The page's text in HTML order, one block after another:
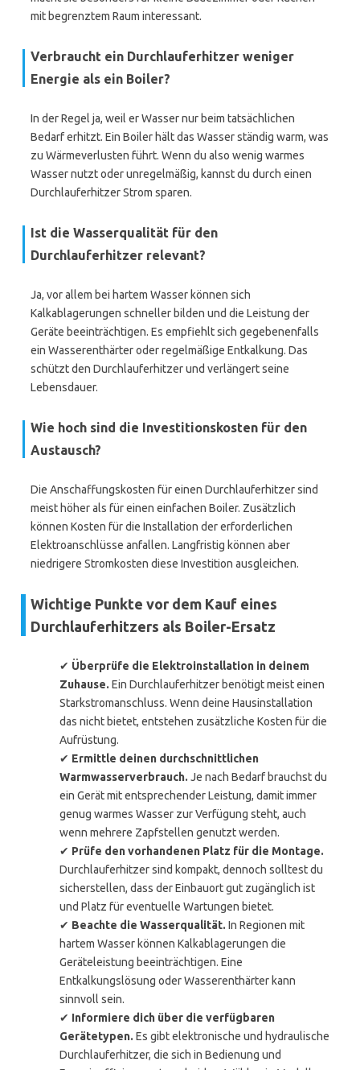
mit begrenztem Raum interessant.
Verbraucht ein Durchlauferhitzer weniger
Energie als ein Boiler?
In der Regel ja, weil er Wasser nur beim tatsächlichen
Bedarf erhitzt. Ein Boiler hält das Wasser ständig warm, was
zu Wärmeverlusten führt. Wenn du also wenig warmes
Wasser nutzt oder unregelmäßig, kannst du durch einen
Durchlauferhitzer Strom sparen.
Ist die Wasserqualität für den
Durchlauferhitzer relevant?
Ja, vor allem bei hartem Wasser können sich
Kalkablagerungen schneller bilden und die Leistung der
Geräte beeinträchtigen. Es empfiehlt sich gegebenenfalls
ein Wasserenthärter oder regelmäßige Entkalkung. Das
schützt den Durchlauferhitzer und verlängert seine
Lebensdauer.
Wie hoch sind die Investitionskosten für den
Austausch?
Die Anschaffungskosten für einen Durchlauferhitzer sind
meist höher als für einen einfachen Boiler. Zusätzlich
können Kosten für die Installation der erforderlichen
Elektroanschlüsse anfallen. Langfristig können aber
niedrigere Stromkosten diese Investition ausgleichen.
Wichtige Punkte vor dem Kauf eines
Durchlauferhitzers als Boiler-Ersatz
✔ Überprüfe die Elektroinstallation in deinem
Zuhause. Ein Durchlauferhitzer benötigt meist einen
Starkstromanschluss. Wenn deine Hausinstallation
das nicht bietet, entstehen zusätzliche Kosten für die
Aufrüstung.
✔ Ermittle deinen durchschnittlichen
Warmwasserverbrauch. Je nach Bedarf brauchst du
ein Gerät mit entsprechender Leistung, damit immer
genug warmes Wasser zur Verfügung steht, auch
wenn mehrere Zapfstellen genutzt werden.
✔ Prüfe den vorhandenen Platz für die Montage.
Durchlauferhitzer sind kompakt, dennoch solltest du
sicherstellen, dass der Einbauort gut zugänglich ist
und Platz für eventuelle Wartungen bietet.
✔ Beachte die Wasserqualität. In Regionen mit
hartem Wasser können Kalkablagerungen die
Geräteleistung beeinträchtigen. Eine
Entkalkungslösung oder Wasserenthärter kann
sinnvoll sein.
✔ Informiere dich über die verfügbaren
Gerätetypen. Es gibt elektronische und hydraulische
Durchlauferhitzer, die sich in Bedienung und